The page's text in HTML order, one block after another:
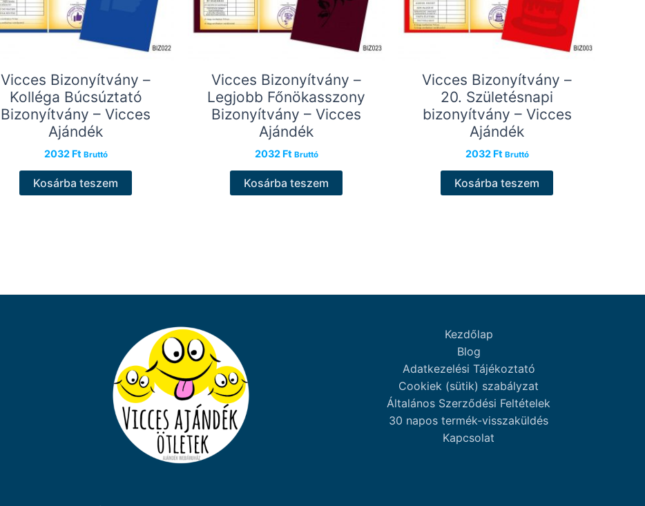
Vicces Bizonyítvány –
Kolléga Búcsúztató
Bizonyítvány – Vicces
Ajándék
2032 Ft Bruttó
Kosárba teszem
Vicces Bizonyítvány –
Legjobb Főnökasszony
Bizonyítvány – Vicces
Ajándék
2032 Ft Bruttó
Kosárba teszem
Vicces Bizonyítvány –
20. Születésnapi
bizonyítvány – Vicces
Ajándék
2032 Ft Bruttó
Kosárba teszem
Kezdőlap
Blog
Adatkezelési Tájékoztató
Cookiek (sütik) szabályzat
Általános Szerződési Feltételek
30 napos termék-visszaküldés
Kapcsolat